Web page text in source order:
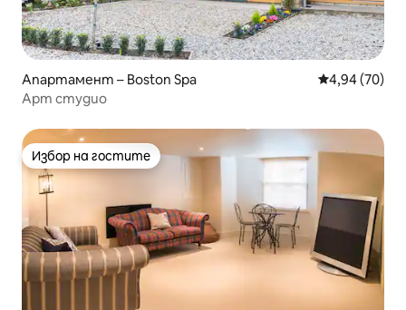
Апартамент – Boston Spa Средна
4,94 (70)
Арт студио
Избор на гостите
Избор на гостите